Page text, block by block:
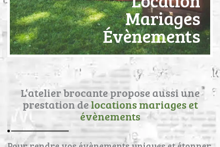
Mariages
Évènements
L’atelier brocante propose aussi une
prestation de locations mariages et
évènements